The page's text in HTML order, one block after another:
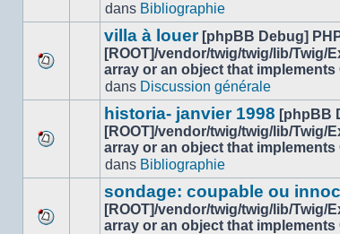
nouveau
message
dans Bibliographie
nouveau
message
villa à louer [phpBB Debug]
[ROOT]/vendor/twig/twig/lib/Twig/
array or an object that implements
dans Discussion générale
nouveau
message
historia- janvier 1998 [phpBB
[ROOT]/vendor/twig/twig/lib/Twig/
array or an object that implements
dans Bibliographie
sondage: coupable ou
[ROOT]/vendor/twig/twig/lib/Twig/
array or an object that implements